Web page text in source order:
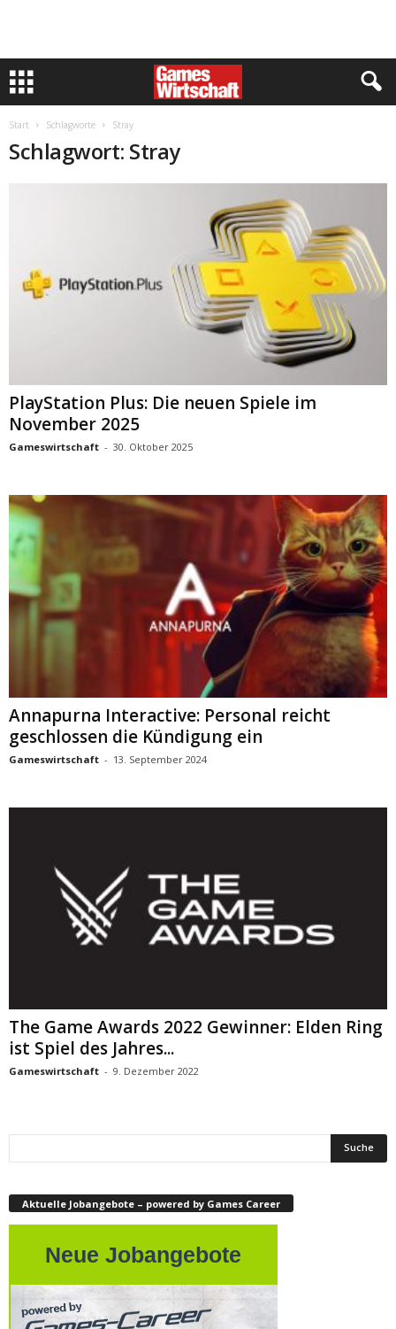
Start Schlagworte Stray
Schlagwort: Stray
PlayStation Plus: Die neuen Spiele im
November 2025
Gameswirtschaft - 30. Oktober 2025
Annapurna Interactive: Personal reicht
geschlossen die Kündigung ein
Gameswirtschaft - 13. September 2024
The Game Awards 2022 Gewinner: Elden Ring
ist Spiel des Jahres...
Gameswirtschaft - 9. Dezember 2022
Aktuelle Jobangebote – powered by Games Career